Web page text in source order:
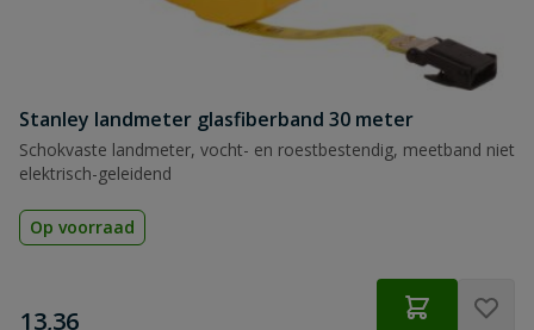
Stanley landmeter glasfiberband 30 meter
Schokvaste landmeter, vocht- en roestbestendig, meetband niet
elektrisch-geleidend
Op voorraad
€
13,36